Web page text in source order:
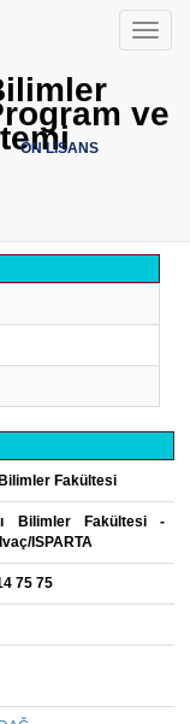
Menü
ve
ÖN LİSANS
Fakültesi
Bilimler Fakültesi -
ISPARTA
75 75